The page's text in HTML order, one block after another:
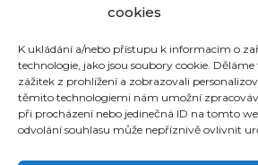
cookies
K ukládání a/nebo přístupu k informacím o
technologie, jako jsou soubory cookie.
zážitek z prohlížení a zobrazovali
těmito technologiemi nám umožní
při procházení nebo jedinečná ID na tomto
odvolání souhlasu může nepříznivě ovlivnit
©CoUvaříme.cz
2026•Kontakt